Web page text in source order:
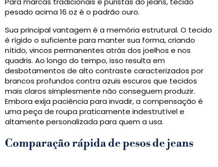
pesado acima 16 oz é o padrão ouro.
Sua principal vantagem é a memória estrutural. O tecido
é rígido o suficiente para manter sua forma, criando
nítido, vincos permanentes atrás dos joelhos e nos
quadris. Ao longo do tempo, isso resulta em
desbotamentos de alto contraste caracterizados por
brancos profundos contra azuis escuros que tecidos
mais claros simplesmente não conseguem produzir.
Embora exija paciência para invadir, a compensação é
uma peça de roupa praticamente indestrutível e
altamente personalizada para quem a usa.
Comparação rápida de pesos de jeans